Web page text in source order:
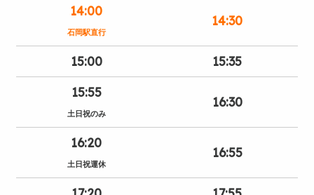
14:00
石岡駅直行
14:30
15:00
15:35
15:55
土日祝のみ
16:30
16:20
土日祝運休
16:55